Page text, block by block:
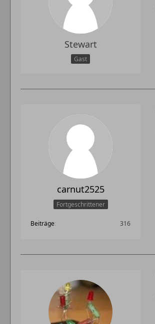
Stewart
Gast
carnut2525
Fortgeschrittener
Beiträge 316